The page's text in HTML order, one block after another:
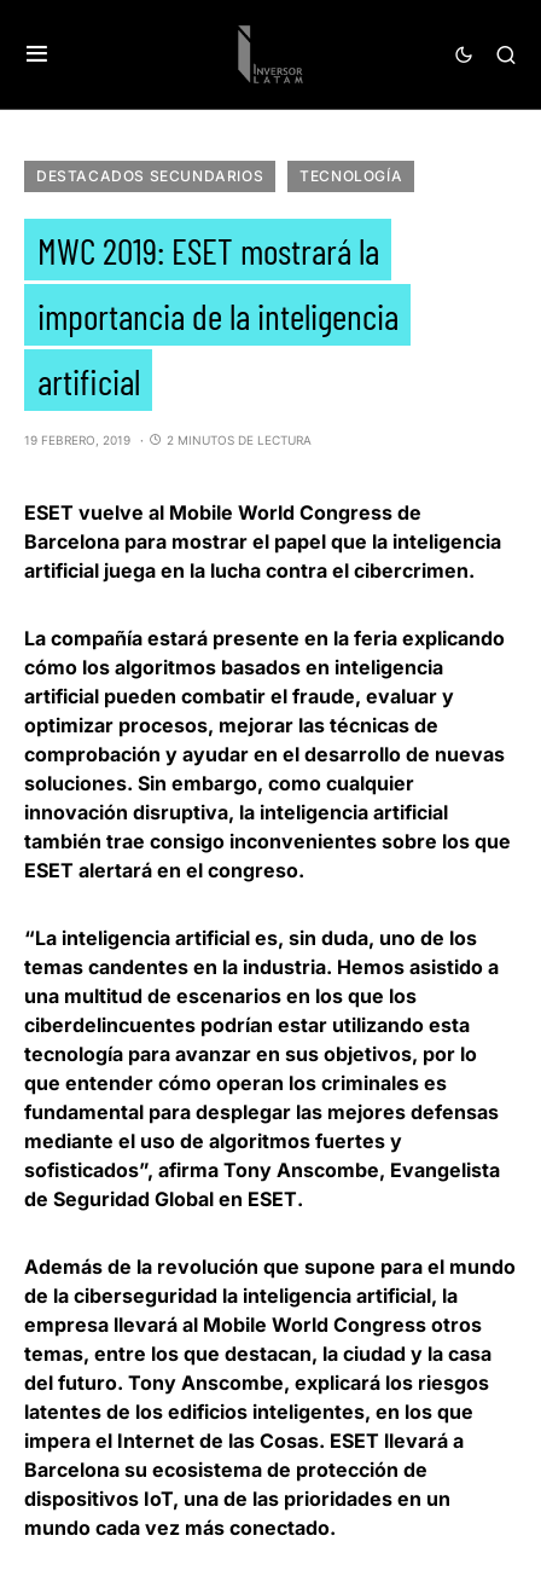
DESTACADOS SECUNDARIOS TECNOLOGÍA
MWC 2019: ESET mostrará la
importancia de la inteligencia
artificial
19 FEBRERO, 2019 2 MINUTOS DE LECTURA
ESET vuelve al Mobile World Congress de
Barcelona para mostrar el papel que la inteligencia
artificial juega en la lucha contra el cibercrimen.
La compañía estará presente en la feria explicando
cómo los algoritmos basados en inteligencia
artificial pueden combatir el fraude, evaluar y
optimizar procesos, mejorar las técnicas de
comprobación y ayudar en el desarrollo de nuevas
soluciones. Sin embargo, como cualquier
innovación disruptiva, la inteligencia artificial
también trae consigo inconvenientes sobre los que
ESET alertará en el congreso.
“La inteligencia artificial es, sin duda, uno de los
temas candentes en la industria. Hemos asistido a
una multitud de escenarios en los que los
ciberdelincuentes podrían estar utilizando esta
tecnología para avanzar en sus objetivos, por lo
que entender cómo operan los criminales es
fundamental para desplegar las mejores defensas
mediante el uso de algoritmos fuertes y
sofisticados”, afirma Tony Anscombe, Evangelista
de Seguridad Global en ESET.
Además de la revolución que supone para el mundo
de la ciberseguridad la inteligencia artificial, la
empresa llevará al Mobile World Congress otros
temas, entre los que destacan, la ciudad y la casa
del futuro. Tony Anscombe, explicará los riesgos
latentes de los edificios inteligentes, en los que
impera el Internet de las Cosas. ESET llevará a
Barcelona su ecosistema de protección de
dispositivos IoT, una de las prioridades en un
mundo cada vez más conectado.